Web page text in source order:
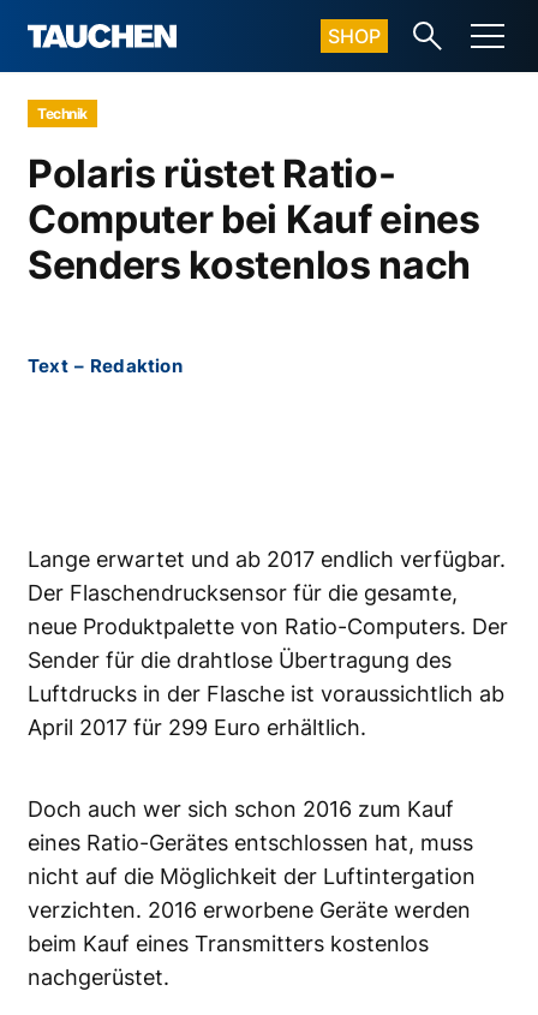
SHOP
Technik
Polaris rüstet Ratio-
Computer bei Kauf eines
Senders kostenlos nach
Text – Redaktion
Lange erwartet und ab 2017 endlich verfügbar.
Der Flaschendrucksensor für die gesamte,
neue Produktpalette von Ratio-Computers. Der
Sender für die drahtlose Übertragung des
Luftdrucks in der Flasche ist voraussichtlich ab
April 2017 für 299 Euro erhältlich.
Doch auch wer sich schon 2016 zum Kauf
eines Ratio-Gerätes entschlossen hat, muss
nicht auf die Möglichkeit der Luftintergation
verzichten. 2016 erworbene Geräte werden
beim Kauf eines Transmitters kostenlos
nachgerüstet.